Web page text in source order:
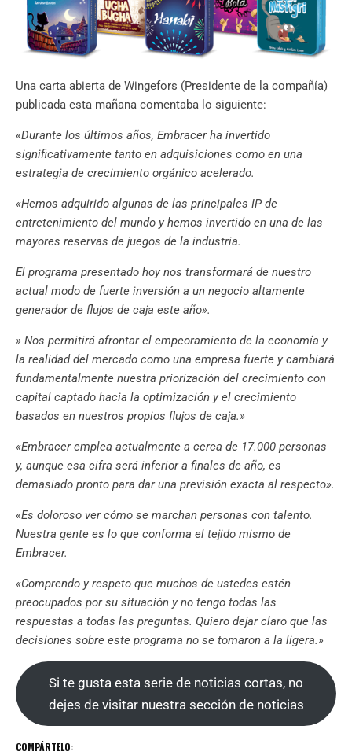
Una carta abierta de Wingefors (Presidente de la compañía)
publicada esta mañana comentaba lo siguiente:
«Durante los últimos años, Embracer ha invertido
significativamente tanto en adquisiciones como en una
estrategia de crecimiento orgánico acelerado.
«Hemos adquirido algunas de las principales IP de
entretenimiento del mundo y hemos invertido en una de las
mayores reservas de juegos de la industria.
El programa presentado hoy nos transformará de nuestro
actual modo de fuerte inversión a un negocio altamente
generador de flujos de caja este año».
» Nos permitirá afrontar el empeoramiento de la economía y
la realidad del mercado como una empresa fuerte y cambiará
fundamentalmente nuestra priorización del crecimiento con
capital captado hacia la optimización y el crecimiento
basados en nuestros propios flujos de caja.»
«Embracer emplea actualmente a cerca de 17.000 personas
y, aunque esa cifra será inferior a finales de año, es
demasiado pronto para dar una previsión exacta al respecto».
«Es doloroso ver cómo se marchan personas con talento.
Nuestra gente es lo que conforma el tejido mismo de
Embracer.
«Comprendo y respeto que muchos de ustedes estén
preocupados por su situación y no tengo todas las
respuestas a todas las preguntas. Quiero dejar claro que las
decisiones sobre este programa no se tomaron a la ligera.»
Si te gusta esta serie de noticias cortas, no
dejes de visitar nuestra sección de noticias
COMPÁRTELO: